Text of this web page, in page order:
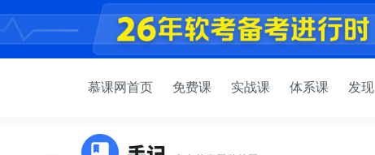
慕课网首页 免费课 实战课 体系课 发现